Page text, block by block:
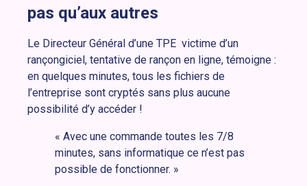
pas qu’aux autres
Le Directeur Général d’une TPE victime d’un
rançongiciel, tentative de rançon en ligne, témoigne :
en quelques minutes, tous les fichiers de
l’entreprise sont cryptés sans plus aucune
possibilité d’y accéder !
« Avec une commande toutes les 7/8
minutes, sans informatique ce n’est pas
possible de fonctionner. »